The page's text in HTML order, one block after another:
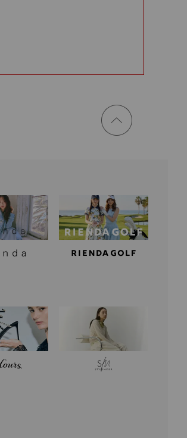
ページ
トップ